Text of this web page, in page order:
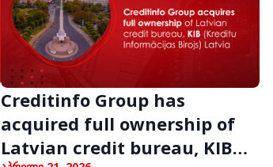
Creditinfo Group has
acquired full ownership of
Latvian credit bureau, KIB